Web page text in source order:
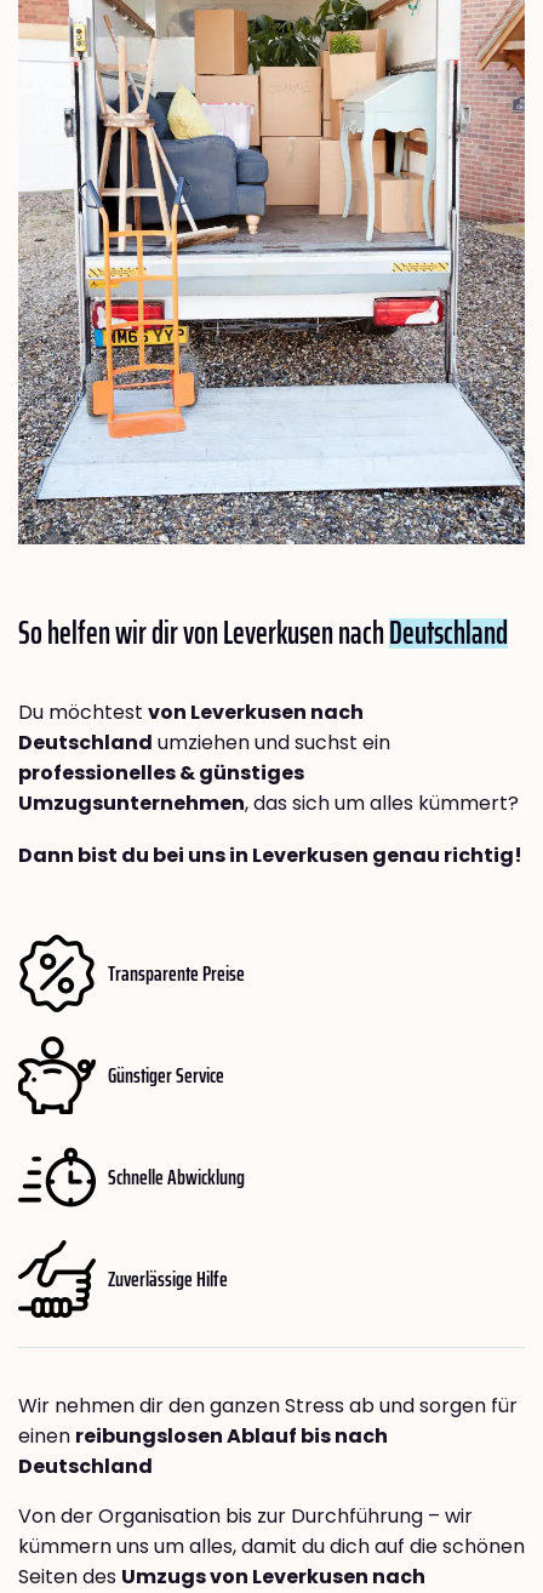
So helfen wir dir von Leverkusen nachDeutschland
Du möchtest von Leverkusen nach
Deutschland umziehen und suchst ein
professionelles & günstiges
Umzugsunternehmen, das sich um alles kümmert?
Dann bist du bei uns in Leverkusen genau richtig!
Transparente Preise
Günstiger Service
Schnelle Abwicklung
Zuverlässige Hilfe
Wir nehmen dir den ganzen Stress ab und sorgen für
einen reibungslosen Ablauf bis nach
Deutschland
Von der Organisation bis zur Durchführung – wir
kümmern uns um alles, damit du dich auf die schönen
Seiten des Umzugs von Leverkusen nach